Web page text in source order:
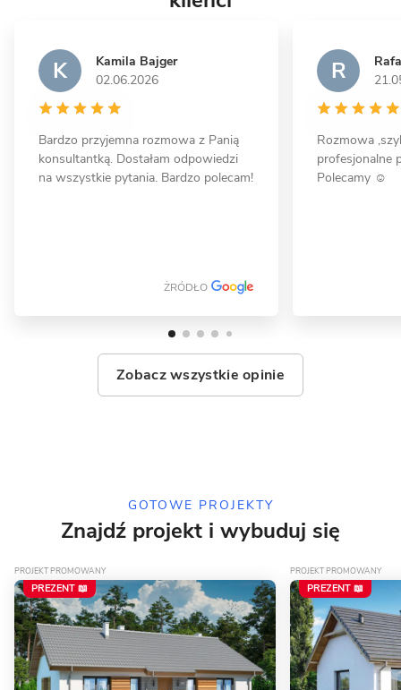
12 zdjęć
Koczargi Stare - dom piętrowy z
garażem
K
Kamila Bajger
02.06.2026
Bardzo przyjemna rozmowa z Panią
konsultantką. Dostałam odpowiedzi
na wszystkie pytania. Bardzo polecam!
ŻRÓDŁO
R
Rozmowa
profesjonalne
Polecamy ☺️
Zobacz wszystkie opinie
GOTOWE PROJEKTY
Znajdź projekt i wybuduj się
PROJEKT PROMOWANY
PREZENT 📖
PROJEKT PROMOWANY
PREZENT 📖